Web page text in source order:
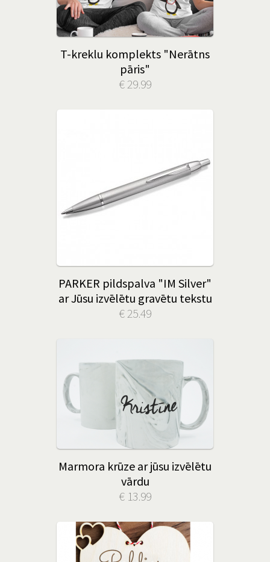
T-kreklu komplekts "Nerātns
pāris"
€ 29.99
PARKER pildspalva "IM Silver"
ar Jūsu izvēlētu gravētu tekstu
€ 25.49
Marmora krūze ar jūsu izvēlētu
vārdu
€ 13.99